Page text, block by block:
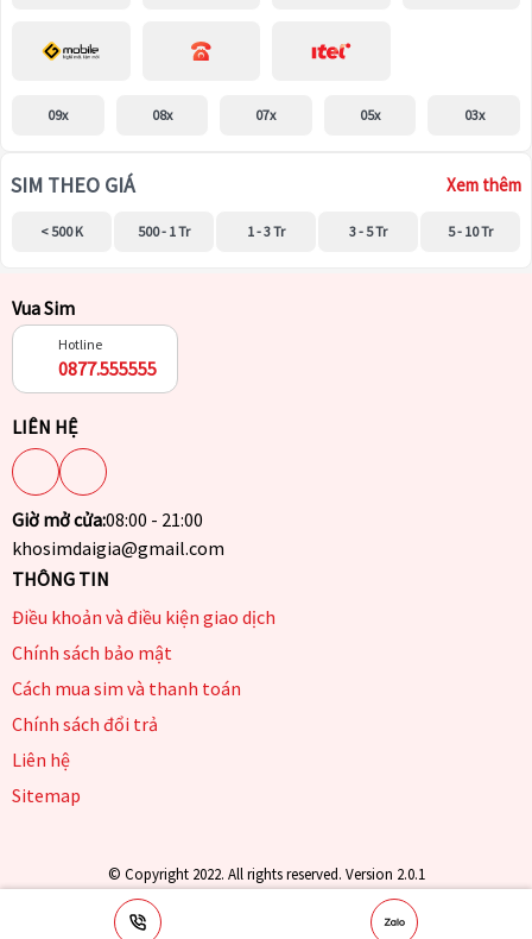
09x 08x 07x 05x 03x
SIM THEO GIÁ Xem thêm
< 500 K 500 - 1 Tr 1 - 3 Tr 3 - 5 Tr 5 - 10 Tr
Vua Sim
Hotline
0877.555555
LIÊN HỆ
Giờ mở cửa:08:00 - 21:00
khosimdaigia@gmail.com
THÔNG TIN
Điều khoản và điều kiện giao dịch
Chính sách bảo mật
Cách mua sim và thanh toán
Chính sách đổi trả
Liên hệ
Sitemap
© Copyright 2022. All rights reserved. Version 2.0.1